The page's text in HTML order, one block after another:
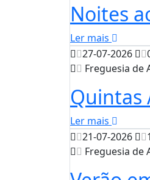
Noites
Ler mais
27-07-2026
Freguesia de
Quintas
Ler mais
21-07-2026
Freguesia de